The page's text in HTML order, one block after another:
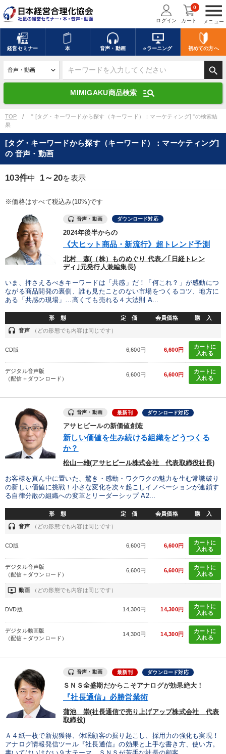
menu
メニュー
ログイン カート
0
経営セミナー 本 音声・動画 eラーニング 初めての方へ
search
MIMIGAKU商品検索 manage_search
キーワードを入力して探す
デジタル版対応のみ検索結果に表示する
search 上記の条件で検索
mic 講演収録物を探す
ます
カテゴリー
優秀各社の智恵と戦略 事業家のロマンと経営
若手異才経営者の発想 専門家のアドバイス
経営者のための《音声・動画で学ぶ》講演シリーズ
2026年夏季全国経営者セミナー収録講演ＣＤ・講演ＤＶＤ・デジ
2026年春季全国経営者セミナー収録講演ＣＤ・講演ＤＶＤ・デジ
タル版（音声／動画ストリーミング・ダウンロード）
製造業 卸売・小売・飲食業 建設・不動産業
IT・サービス・金融業 コンサルタント 専門家
キーワード
資産運用 マーケティング 早分かり 会長
※「更新」を押すと「テーマ」「キーワード」を更新いただけます。
全国経営者セミナー収録物以外の経営教材（全762タイトル）からお探
しいただけます
カテゴリー
オーナー社長の「現場力の経営」＋現場の「儲ける力」をさらに
高める教材２選
TOP
" [タグ・キーワードから探す（キーワード）：マーケティング] "の検索結
果
[タグ・キーワードから探す（キーワード）：マーケティング]
の 音声・動画
103件中 1～20を表示
※価格はすべて税込み(10%)です
音声・動画 ダウンロード対応
2024年後半からの
《大ヒット商品・新流行》超トレンド予測
北村 森(（株）ものめぐり 代表／｢日経トレン
ディ｣元発行人兼編集長)
いま、押さえるべきキーワードは「共感」だ！「何これ？」が感動につ
ながる商品開発の裏側、誰も見たことのない市場をつくるコツ、地方に
ある「共感の現場」…高くても売れる４大法則 A...
形 態 定 価 会員価格 購 入
headset 音声 （どの形態でも内容は同じです）
CD版 6,600円 6,600円
カートに
入れる
デジタル音声版
（配信＋ダウンロード）
6,600円 6,600円
カートに
入れる
音声・動画 最新刊 ダウンロード対応
アサヒビールの新価値創造
新しい価値を生み続ける組織をどうつくる
か？
松山一雄(アサヒビール株式会社 代表取締役社長)
お客様を真ん中に置いた、驚き・感動・ワクワクの魅力を生む常識破り
の新しい価値に挑戦！小さな変化を次々起こしイノベーションが連鎖す
る自律分散の組織への変革とリーダーシップ A2...
形 態 定 価 会員価格 購 入
headset 音声 （どの形態でも内容は同じです）
CD版 6,600円 6,600円
カートに
入れる
デジタル音声版
（配信＋ダウンロード）
6,600円 6,600円
カートに
入れる
ondemand_video 動画 （どの形態でも内容は同じです）
DVD版 14,300円 14,300円
カートに
入れる
デジタル動画版
（配信＋ダウンロード）
14,300円 14,300円
カートに
入れる
音声・動画 最新刊 ダウンロード対応
ＳＮＳ全盛期だからこそアナログが効果絶大！
『社長通信』必勝営業術
蒲池 崇(社長通信で売り上げアップ株式会社 代表
取締役)
Ａ４紙一枚で新規獲得、休眠顧客の掘り起こし、採用力の強化も実現！
アナログ情報発信ツール『社長通信』の効果と上手な書き方、使い方。